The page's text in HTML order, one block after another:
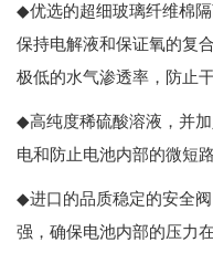
◆优选的超细玻璃纤维棉
保持电解液和保证氧的复
极低的水气渗透率，防止干
◆高纯度稀硫酸溶液，并
电和防止电池内部的微短路
◆进口的品质稳定的安全
强，确保电池内部的压力